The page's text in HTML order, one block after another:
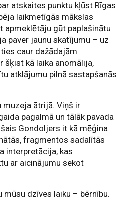
atskaites punktu kļūst Rīgas
laikmetīgās mākslas
apmeklētāju gūt paplašinātu
paver jaunu skatījumu – uz
caur dažādajām
šķist kā laika anomālija,
atklājumu pilnā sastapšanās
muzeja ātrijā. Viņš ir
pagalmā un tālāk pavada
Gondoljers it kā mēģina
fragmentos sadalītās
interpretācija, kas
ar aicinājumu sekot
mūsu dzīves laiku – bērnību.